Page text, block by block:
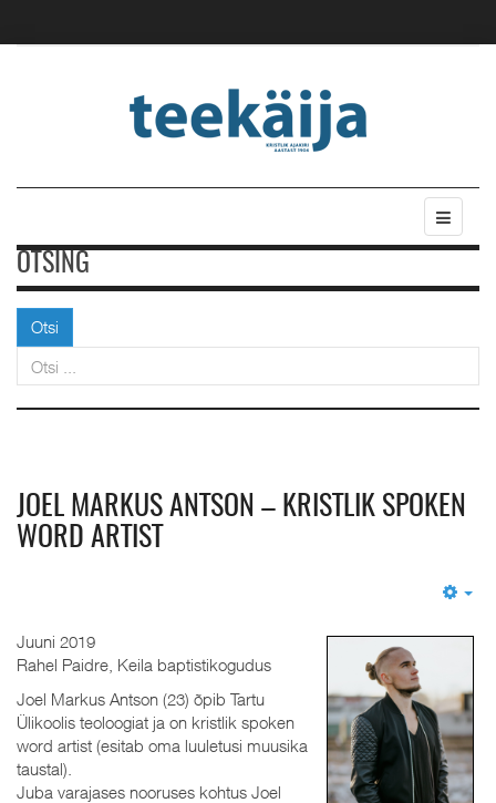
OTSING
Otsi
JOEL MARKUS ANTSON – KRISTLIK SPOKEN
WORD ARTIST
Juuni 2019
Rahel Paidre, Keila baptistikogudus
Joel Markus Antson (23) õpib Tartu
Ülikoolis teoloogiat ja on kristlik spoken
word artist (esitab oma luuletusi muusika
taustal).
Juba varajases nooruses kohtus Joel